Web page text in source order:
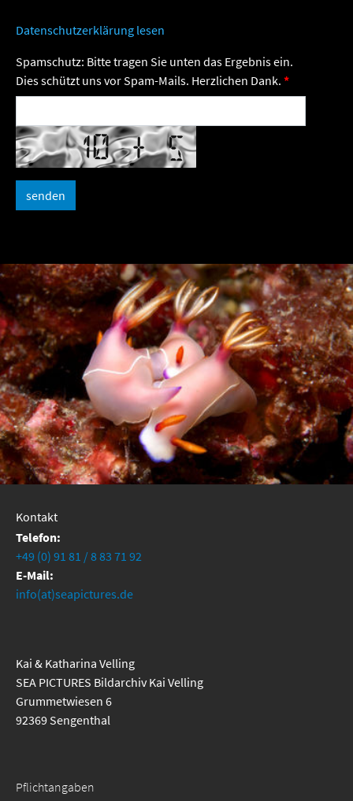
Datenschutzerklärung lesen
Spamschutz: Bitte tragen Sie unten das Ergebnis ein.
Dies schützt uns vor Spam-Mails. Herzlichen Dank.
Kontakt
Telefon:
+49 (0) 91 81 / 8 83 71 92
E-Mail:
info(at)seapictures.de
Kai & Katharina Velling
SEA PICTURES Bildarchiv Kai Velling
Grummetwiesen 6
92369 Sengenthal
Pflichtangaben